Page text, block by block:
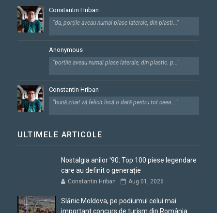
Constantin Hriban
"da, porțile aveau numai plase laterale, din plasti..."
Anonymous
"portile aveau numai plase laterale, din plastic. p..."
Constantin Hriban
"bună ziua! vă felicit încă o dată pentru tot ceea ..."
ULTIMELE ARTICOLE
Nostalgia anilor '90: Top 100 piese legendare
care au definit o generație
Constantin Hriban Aug 01, 2026
Slănic Moldova, pe podiumul celui mai
important concurs de turism din România